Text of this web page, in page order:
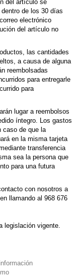
del artículo se
de los 30 días
electrónico
del artículo no
las cantidades
a causa de alguna
reembolsadas
para entregarle
para
lugar a reembolsos
íntegro. Los gastos
caso de que la
en la misma tarjeta
transferencia
sea la persona que
para una futura
con nosotros a
llamando al 968 676
legislación vigente.